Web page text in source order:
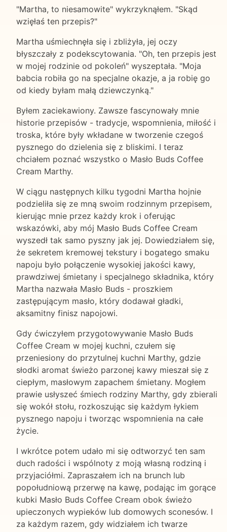
"Martha, to niesamowite" wykrzyknąłem. "Skąd
wzięłaś ten przepis?"
Martha uśmiechnęła się i zbliżyła, jej oczy
błyszczały z podekscytowania. "Oh, ten przepis jest
w mojej rodzinie od pokoleń" wyszeptała. "Moja
babcia robiła go na specjalne okazje, a ja robię go
od kiedy byłam małą dziewczynką."
Byłem zaciekawiony. Zawsze fascynowały mnie
historie przepisów - tradycje, wspomnienia, miłość i
troska, które były wkładane w tworzenie czegoś
pysznego do dzielenia się z bliskimi. I teraz
chciałem poznać wszystko o Masło Buds Coffee
Cream Marthy.
W ciągu następnych kilku tygodni Martha hojnie
podzieliła się ze mną swoim rodzinnym przepisem,
kierując mnie przez każdy krok i oferując
wskazówki, aby mój Masło Buds Coffee Cream
wyszedł tak samo pyszny jak jej. Dowiedziałem się,
że sekretem kremowej tekstury i bogatego smaku
napoju było połączenie wysokiej jakości kawy,
prawdziwej śmietany i specjalnego składnika, który
Martha nazwała Masło Buds - proszkiem
zastępującym masło, który dodawał gładki,
aksamitny finisz napojowi.
Gdy ćwiczyłem przygotowywanie Masło Buds
Coffee Cream w mojej kuchni, czułem się
przeniesiony do przytulnej kuchni Marthy, gdzie
słodki aromat świeżo parzonej kawy mieszał się z
ciepłym, masłowym zapachem śmietany. Mogłem
prawie usłyszeć śmiech rodziny Marthy, gdy zbierali
się wokół stołu, rozkoszując się każdym łykiem
pysznego napoju i tworząc wspomnienia na całe
życie.
I wkrótce potem udało mi się odtworzyć ten sam
duch radości i wspólnoty z moją własną rodziną i
przyjaciółmi. Zapraszałem ich na brunch lub
popołudniową przerwę na kawę, podając im gorące
kubki Masło Buds Coffee Cream obok świeżo
upieczonych wypieków lub domowych sconesów. I
za każdym razem, gdy widziałem ich twarze